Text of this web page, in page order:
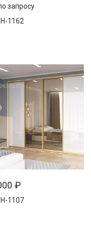
запросу
1162
₽
1107